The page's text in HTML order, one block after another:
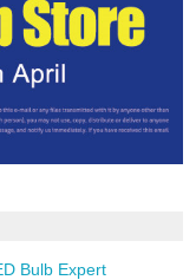
Bulb Expert